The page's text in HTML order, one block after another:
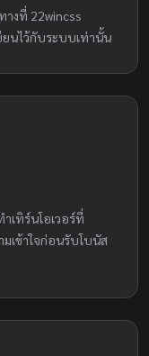
างที่ 22wincss
นไว้กับระบบเท่านั้น
เทิร์นโอเวอร์ที่
เข้าใจก่อนรับโบนัส